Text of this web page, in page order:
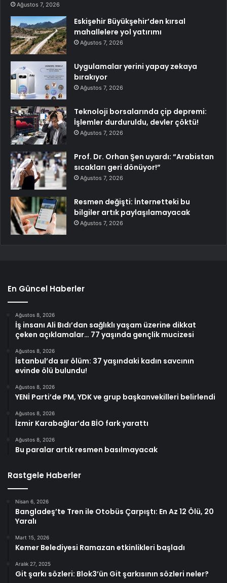
Ağustos 7, 2026
Eskişehir Büyükşehir’den kırsal
mahallelere yol yatırımı
Ağustos 7, 2026
Uygulamalar yerini yapay zekaya
bırakıyor
Ağustos 7, 2026
Teknoloji borsalarında çip depremi:
İşlemler durduruldu, devler çöktü!
Ağustos 7, 2026
Prof. Dr. Orhan Şen uyardı: “Arabistan
sıcakları geri dönüyor!”
Ağustos 7, 2026
Resmen değişti: İnternetteki bu
bilgiler artık paylaşılamayacak
Ağustos 7, 2026
En Güncel Haberler
Ağustos 8, 2026
İş insanı Ali Bıdı’dan sağlıklı yaşam üzerine dikkat
çeken açıklamalar… 77 yaşında gençlik mucizesi
Ağustos 8, 2026
İstanbul’da sır ölüm: 37 yaşındaki kadın savcının
evinde ölü bulundu!
Ağustos 8, 2026
YENİ Parti’de PM, YDK ve grup başkanvekilleri belirlendi
Ağustos 8, 2026
İzmir Karabağlar’da BİO fark yarattı
Ağustos 8, 2026
Bu paralar artık resmen basılmayacak
Rastgele Haberler
Nisan 6, 2026
Bangladeş’te Tren ile Otobüs Çarpıştı: En Az 12 Ölü, 20
Yaralı
Mart 15, 2026
Kemer Belediyesi Ramazan etkinlikleri başladı
Aralık 27, 2025
Git şarkı sözleri: Blok3’ün Git şarkısının sözleri neler?